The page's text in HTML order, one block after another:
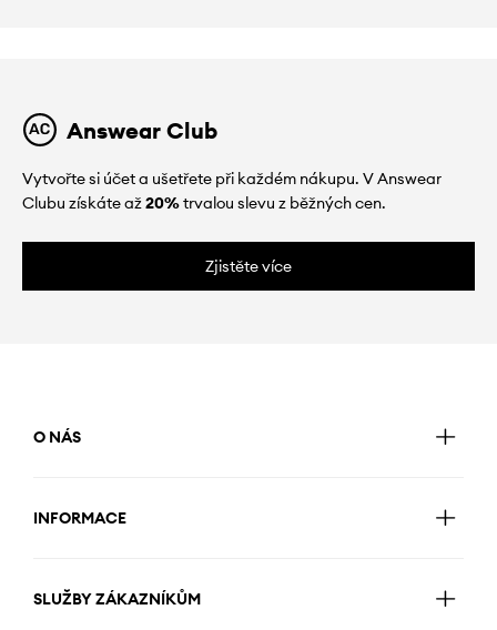
Answear Club
Vytvořte si účet a ušetřete při každém nákupu. V Answear
Clubu získáte až20%trvalou slevu z běžných cen.
Zjistěte více
O NÁS
INFORMACE
SLUŽBY ZÁKAZNÍKŮM